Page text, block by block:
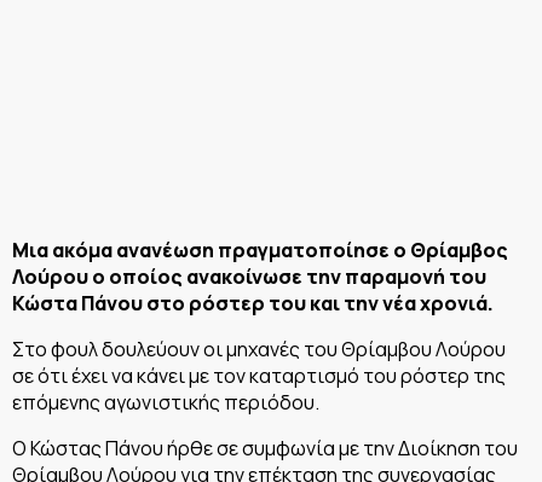
Μια ακόμα ανανέωση πραγματοποίησε ο Θρίαμβος
Λούρου ο οποίος ανακοίνωσε την παραμονή του
Κώστα Πάνου στο ρόστερ του και την νέα χρονιά.
Στο φουλ δουλεύουν οι μηχανές του Θρίαμβου Λούρου
σε ότι έχει να κάνει με τον καταρτισμό του ρόστερ της
επόμενης αγωνιστικής περιόδου.
Ο Κώστας Πάνου ήρθε σε συμφωνία με την Διοίκηση του
Θρίαμβου Λούρου για την επέκταση της συνεργασίας